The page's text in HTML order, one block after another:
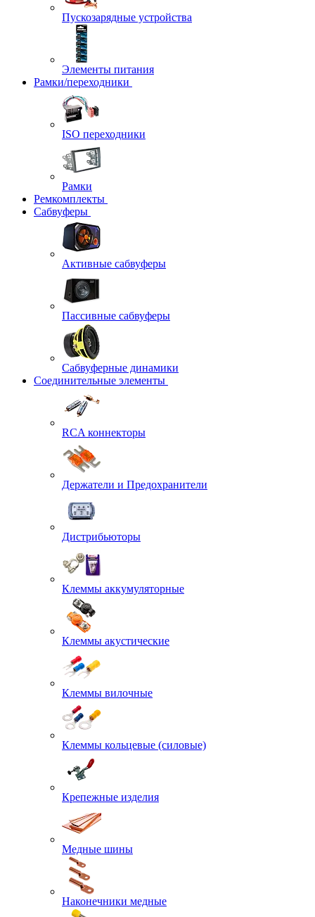
Пускозарядные устройства
Элементы питания
Рамки/переходники
ISO переходники
Рамки
Ремкомплекты
Сабвуферы
Активные сабвуферы
Пассивные сабвуферы
Сабвуферные динамики
Соединительные элементы
RCA коннекторы
Держатели и Предохранители
Дистрибьюторы
Клеммы аккумуляторные
Клеммы акустические
Клеммы вилочные
Клеммы кольцевые (силовые)
Крепежные изделия
Медные шины
Наконечники медные